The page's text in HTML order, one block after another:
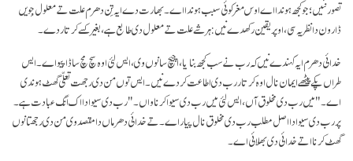
تصور نئیں؛ جو کجھ ہوندا اے اوس مغر کوئی سبب ہوندا اے۔ بھارت دے ایہ تِن دھرم علت تے معلول جِویں
ڈارون دا نظریہ سی، اوپر یقین رکھدے نیں: ہر شے علت تے معلول دی طابع ہے، بغیر کسے کرتار دے۔
خدائی دھرم ایہ کہندے نیں کہ رب نے سب کجھ بنایا، اچیچ سانوں وی، ایس لئی اوہ سچ مچ ساڈا پیو اے۔ ایس
طراں پکے پیٹھے ایمان نال اوہ کرتار رب دی اطاعت کردے نیں۔ ایس توں من دی رجھت تعلّی گھٹ ہوندی
اے۔ " میں رب دی مخلوق آں، ایس لئی میں رب دی سیوا کرنا واں۔" رب دی سیوا دا اک انگ عبادت ہے۔
پر رب دی سیوا دا اصل مطلب رب دی مخلوق نال پیار اے۔ تے خدائی دھرماں دا مقصد وی من دی رجھتا نوں
گھٹ کرنا اتے خدائی دی بھلائی اے۔